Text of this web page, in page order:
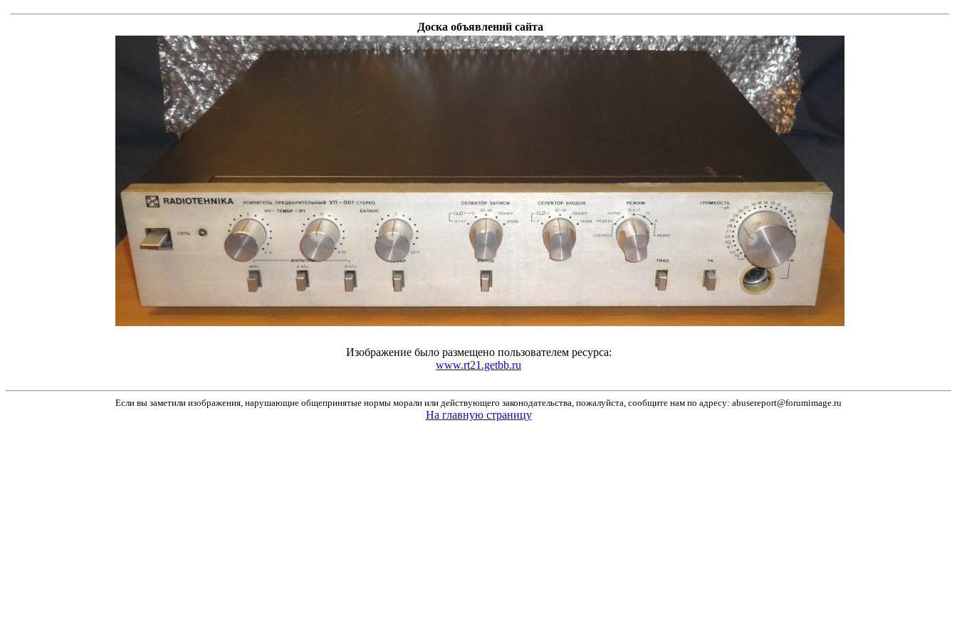
Доска объявлений сайта
Изображение было размещено пользователем ресурса:
www.rt21.getbb.ru
Если вы заметили изображения, нарушающие общепринятые нормы морали или действующего законодательства, пожалуйста, сообщите нам по адресу: abusereport@forumimage.ru
На главную страницу